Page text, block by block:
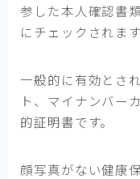
参した本人確認書
にチェックされます
一般的に有効とさ
ト、マイナンバー
的証明書です。
顔写真がない健康